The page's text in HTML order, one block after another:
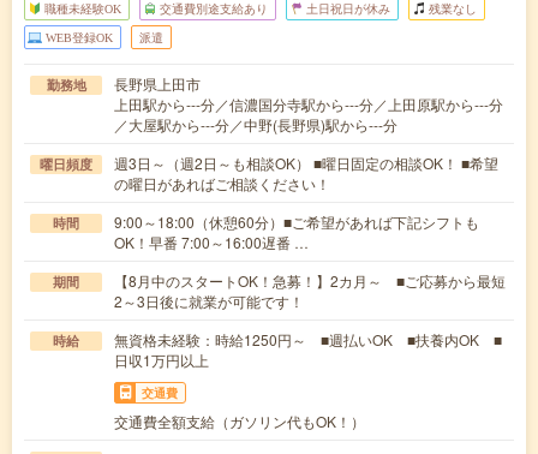
職種未経験OK 交通費別途支給あり 土日祝日が休み 残業なし
WEB登録OK 派遣
勤務地
長野県上田市
上田駅から---分／信濃国分寺駅から---分／上田原駅から---分
／大屋駅から---分／中野(長野県)駅から---分
曜日頻度
週3日～（週2日～も相談OK） ■曜日固定の相談OK！ ■希望
の曜日があればご相談ください！
時間
9:00～18:00（休憩60分）■ご希望があれば下記シフトも
OK！早番 7:00～16:00遅番 …
期間
【8月中のスタートOK！急募！】2カ月～ ■ご応募から最短
2～3日後に就業が可能です！
時給
無資格未経験：時給1250円～ ■週払いOK ■扶養内OK ■
日収1万円以上
交通費
交通費全額支給（ガソリン代もOK！）